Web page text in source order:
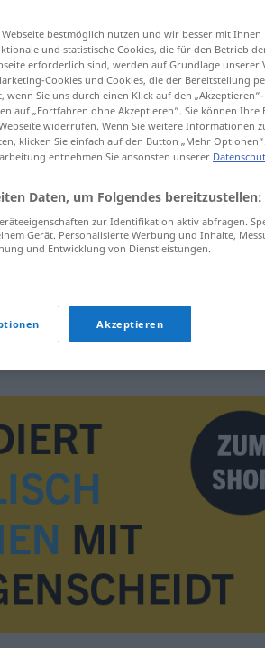
Serie
TV
bestmöglich nutzen und wir besser mit Ihnen
und statistische Cookies, die für den Betrieb
erforderlich sind, werden auf Grundlage unserer
Cookies und Cookies, die der Bereitstellung
Sie uns durch einen Klick auf den
auf „Fortfahren ohne Akzeptieren“. Sie können Ihre
widerrufen. Wenn Sie weitere Informationen
klicken Sie einfach auf den Button „Mehr Optionen“.
entnehmen Sie ansonsten unserer
Daten, um Folgendes bereitzustellen:
zur Identifikation aktiv abfragen.
Gerät. Personalisierte Werbung und Inhalte,
und Entwicklung von Dienstleistungen.
Akzeptieren